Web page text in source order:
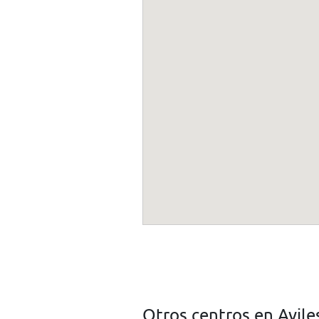
Otros centros en